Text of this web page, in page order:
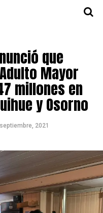
que
Mayor
millones en
y Osorno
2021